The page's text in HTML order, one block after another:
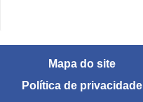
Mapa do site
Política de privacidade